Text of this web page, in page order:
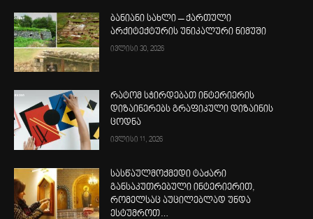
ბანიანი სახლი – ქართული
არქიტექტურის უნიკალური ნიმუში
ივლისი 30, 2026
რატომ სჭირდებათ ინტერიერის
დიზაინერებს გრაფიკული დიზაინის
ცოდნა
ივლისი 11, 2026
სასწაულმოქმედი ტაძარი
განსაკუთრებული ინტერიერით,
რომელსაც აუცილებლად უნდა
ესტუმროთ…